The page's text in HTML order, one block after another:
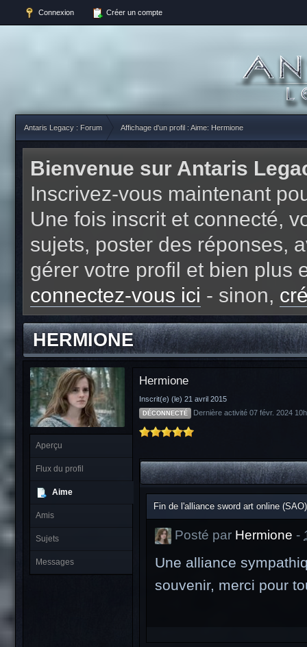
Connexion Créer un compte
Antaris Legacy : Forum Affichage d'un profil : Aime: Hermione
Bienvenue sur Antaris
Inscrivez-vous maintenant
Une fois inscrit et connecté,
sujets, poster des réponses,
gérer votre profil et bien plus
connectez-vous ici - sinon,
HERMIONE
Aperçu
Flux du profil
Aime
Amis
Sujets
Messages
Hermione
Inscrit(e) (le) 21 avril 2015
DÉCONNECTÉ Dernière activité 07 févr. 2024
Fin de l'alliance sword art online (SAO)
Posté par Hermione -
Une alliance
souvenir, merci pour